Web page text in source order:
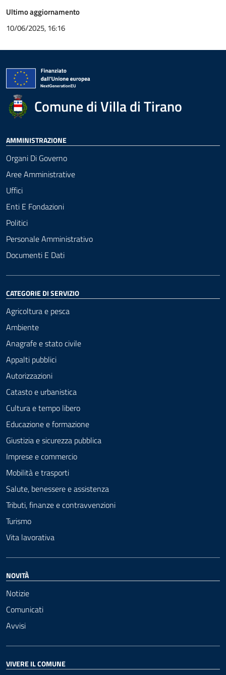
Ultimo aggiornamento
10/06/2025, 16:16
Comune di Villa di Tirano
AMMINISTRAZIONE
Organi Di Governo
Aree Amministrative
Uffici
Enti E Fondazioni
Politici
Personale Amministrativo
Documenti E Dati
CATEGORIE DI SERVIZIO
Agricoltura e pesca
Ambiente
Anagrafe e stato civile
Appalti pubblici
Autorizzazioni
Catasto e urbanistica
Cultura e tempo libero
Educazione e formazione
Giustizia e sicurezza pubblica
Imprese e commercio
Mobilità e trasporti
Salute, benessere e assistenza
Tributi, finanze e contravvenzioni
Turismo
Vita lavorativa
NOVITÀ
Notizie
Comunicati
Avvisi
VIVERE IL COMUNE